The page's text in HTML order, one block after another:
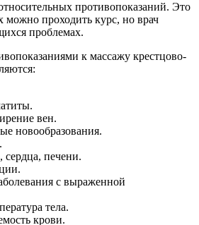
противопоказаний. Это
можно проходить курс, но врач
проблемах.
к массажу крестцово-
вен.
новообразования.
сердца, печени.
с выраженной
тела.
крови.